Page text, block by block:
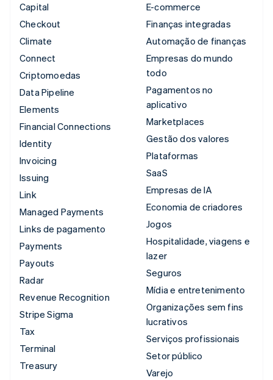
Capital
Checkout
Climate
Connect
Criptomoedas
Data Pipeline
Elements
Financial Connections
Identity
Invoicing
Issuing
Link
Managed Payments
Links de pagamento
Payments
Payouts
Radar
Revenue Recognition
Stripe Sigma
Tax
Terminal
Treasury
E-commerce
Finanças integradas
Automação de finanças
Empresas do mundo
todo
Pagamentos no
aplicativo
Marketplaces
Gestão dos valores
Plataformas
SaaS
Empresas de IA
Economia de criadores
Jogos
Hospitalidade, viagens e
lazer
Seguros
Mídia e entretenimento
Organizações sem fins
lucrativos
Serviços profissionais
Setor público
Varejo